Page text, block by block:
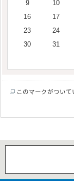
9
10
16
17
23
24
30
31
このマークがつい